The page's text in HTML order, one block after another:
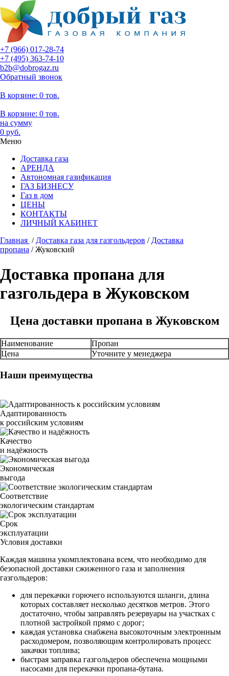
+7 (966) 017-28-74
+7 (495) 363-74-10
b2b@dobrogaz.ru
Обратный звонок
В корзине: 0 тов.
В корзине: 0 тов.
на сумму
0 руб.
Меню
Доставка газа
АРЕНДА
Автономная газификация
ГАЗ БИЗНЕСУ
Газ в дом
ЦЕНЫ
КОНТАКТЫ
ЛИЧНЫЙ КАБИНЕТ
Главная / Доставка газа для газгольдеров / Доставка
пропана /Жуковский
Доставка пропана для
газгольдера в Жуковском
Цена доставки пропана в Жуковском
Наименование
Пропан
Цена
Уточните у менеджера
Наши преимущества
Адаптированность
к российским условиям
Качество
и надёжность
Экономическая
выгода
Соответствие
экологическим стандартам
Срок
эксплуатации
Условия доставки
Каждая машина укомплектована всем, что необходимо для
безопасной доставки сжиженного газа и заполнения
газгольдеров:
для перекачки горючего используются шланги, длина
которых составляет несколько десятков метров. Этого
достаточно, чтобы заправлять резервуары на участках с
плотной застройкой прямо с дорог;
каждая установка снабжена высокоточным электронным
расходомером, позволяющим контролировать процесс
закачки топлива;
быстрая заправка газгольдеров обеспечена мощными
насосами для перекачки пропана-бутана.